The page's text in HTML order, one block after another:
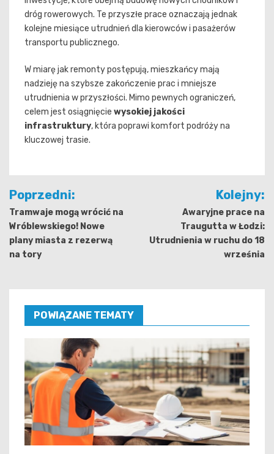
dróg rowerowych. Te przyszłe prace oznaczają jednak
kolejne miesiące utrudnień dla kierowców i pasażerów
transportu publicznego.
W miarę jak remonty postępują, mieszkańcy mają
nadzieję na szybsze zakończenie prac i mniejsze
utrudnienia w przyszłości. Mimo pewnych ograniczeń,
celem jest osiągnięcie wysokiej jakości
infrastruktury, która poprawi komfort podróży na
kluczowej trasie.
Nawigacja
wpisu
Poprzedni:
Tramwaje mogą wrócić na
Wróblewskiego! Nowe
plany miasta z rezerwą
na tory
Kolejny:
Awaryjne prace na
Traugutta w Łodzi:
Utrudnienia w ruchu do 18
września
POWIĄZANE TEMATY